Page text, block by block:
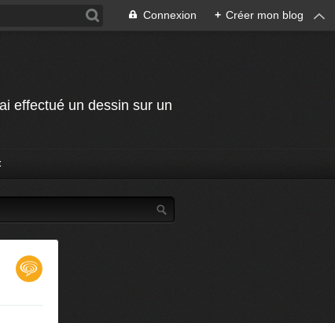
Connexion + Créer mon blog
effectué un dessin sur un